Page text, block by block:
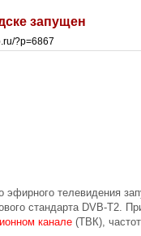
запущен
?p=6867
эфирного телевидения
стандарта DVB-T2.
канале (ТВК),